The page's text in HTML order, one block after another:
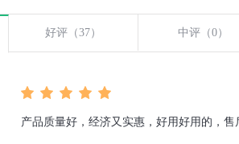
好评（37） 中评（0）
产品质量好，经济又实惠，好用好用的，